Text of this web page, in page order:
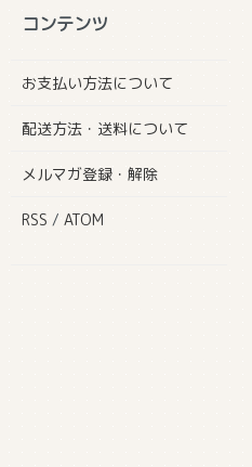
コンテンツ
お支払い方法について
配送方法・送料について
メルマガ登録・解除
RSS / ATOM